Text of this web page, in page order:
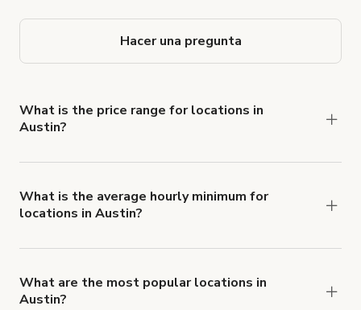
Hacer una pregunta
What is the price range for locations in
Austin?
range from $20 USD to $30.000 USD per hour
for spaces in Austin.
What is the average hourly minimum for
locations in Austin?
What are the most popular locations in
Austin?